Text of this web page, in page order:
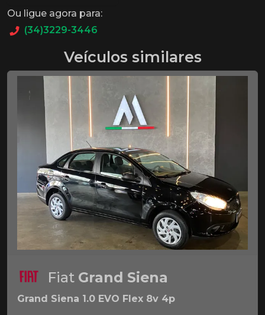
Ou ligue agora para:
(34)3229-3446
Veículos similares
Fiat Grand Siena
Grand Siena 1.0 EVO Flex 8v 4p